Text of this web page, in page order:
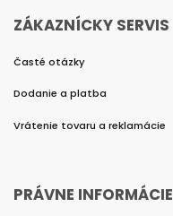
ZÁKAZNÍCKY SERVIS
Časté otázky
Dodanie a platba
Vrátenie tovaru a reklamácie
PRÁVNE INFORMÁCIE